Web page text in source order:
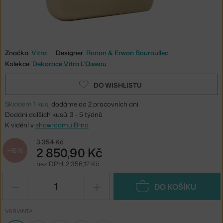
Značka: Vitra Designer: Ronan & Erwan Bouroullec
Kolekce: Dekorace Vitra L’Oiseau
DO WISHLISTU
Skladem 1 kus, dodáme do 2 pracovních dní
Dodání dalších kusů: 3 - 5 týdnů
K vidění v showroomu Brno
−15 %
3 354 Kč
2 850,90 Kč
bez DPH: 2 356,12 Kč
DO KOŠÍKU
VARIANTA